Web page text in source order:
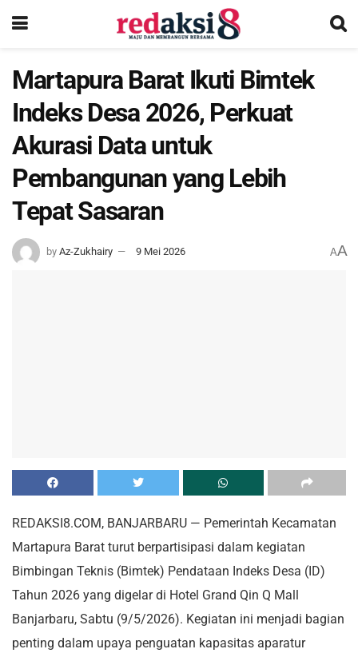
Martapura Barat Ikuti Bimtek
Indeks Desa 2026, Perkuat
Akurasi Data untuk
Pembangunan yang Lebih
Tepat Sasaran
by Az-Zukhairy 9 Mei 2026 AA
REDAKSI8.COM, BANJARBARU — Pemerintah Kecamatan
Martapura Barat turut berpartisipasi dalam kegiatan
Bimbingan Teknis (Bimtek) Pendataan Indeks Desa (ID)
Tahun 2026 yang digelar di Hotel Grand Qin Q Mall
Banjarbaru, Sabtu (9/5/2026). Kegiatan ini menjadi bagian
penting dalam upaya penguatan kapasitas aparatur